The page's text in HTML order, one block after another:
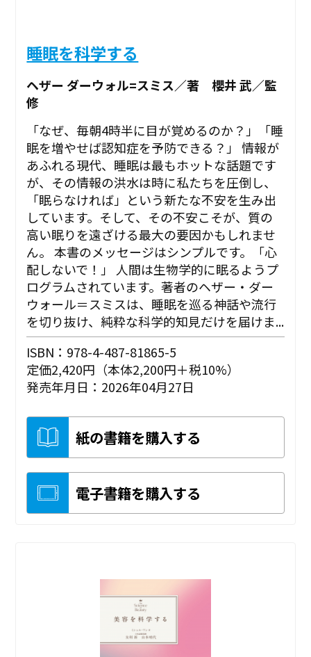
睡眠を科学する
ヘザー ダーウォル=スミス／著 櫻井 武／監
修
「なぜ、毎朝4時半に目が覚めるのか？」「睡
眠を増やせば認知症を予防できる？」 情報が
あふれる現代、睡眠は最もホットな話題です
が、その情報の洪水は時に私たちを圧倒し、
「眠らなければ」という新たな不安を生み出
しています。そして、その不安こそが、質の
高い眠りを遠ざける最大の要因かもしれませ
ん。 本書のメッセージはシンプルです。「心
配しないで！」 人間は生物学的に眠るようプ
ログラムされています。著者のヘザー・ダー
ウォール＝スミスは、睡眠を巡る神話や流行
を切り抜け、純粋な科学的知見だけを届けま...
ISBN：978-4-487-81865-5
定価2,420円（本体2,200円＋税10%）
発売年月日：2026年04月27日
紙の書籍を購入する
電子書籍を購入する